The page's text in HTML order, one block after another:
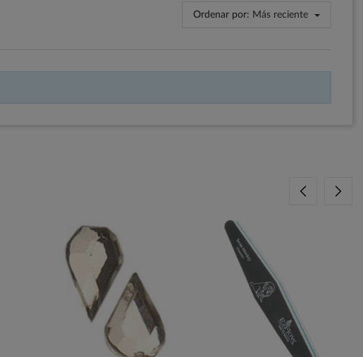
Ordenar por: Más reciente